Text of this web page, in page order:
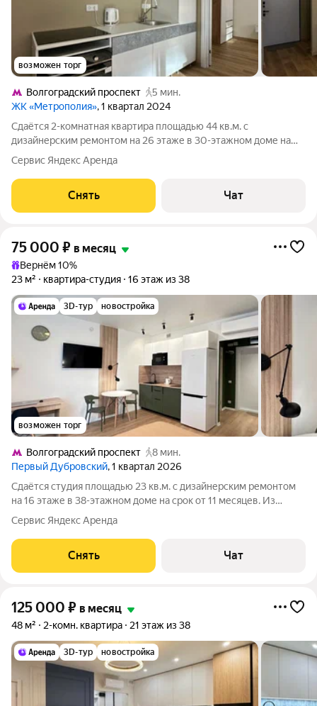
возможен торг
Волгоградский проспект
5 мин.
ЖК «Метрополия», 1 квартал 2024
Сдаётся 2-комнатная квартира площадью 44 кв.м. с
дизайнерским ремонтом на 26 этаже в 30-этажном доме на
срок от 11 месяцев. Из техники есть: Телевизор Духовой шкаф
Стиральная машина Холодильник Кондиционер Дом -
монолитный, окна выходят во двор.
Сервис Яндекс Аренда
Снять Чат
75 000 ₽ в месяц
Вернём 10%
23 м²
квартира-студия 16 этаж из 38
3D-тур новостройка
возможен торг
Волгоградский проспект
8 мин.
Первый Дубровский, 1 квартал 2026
Сдаётся студия площадью 23 кв.м. с дизайнерским ремонтом
на 16 этаже в 38-этажном доме на срок от 11 месяцев. Из
техники есть: Телевизор Стиральная машина Холодильник
Кондиционер Микроволновка Дом - монолитный, окна
выходят во двор. В подъезде 4
Сервис Яндекс Аренда
Снять Чат
125 000 ₽ в месяц
48 м² 2-комн. квартира 21 этаж из 38
3D-тур новостройка